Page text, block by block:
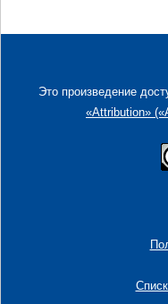
Это произведение
«Attribution»